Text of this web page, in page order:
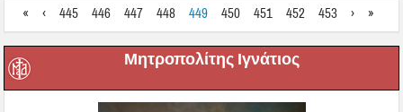
« ‹ 445 446 447 448 449 450 451 452 453 › »
Μητροπολίτης Ιγνάτιος